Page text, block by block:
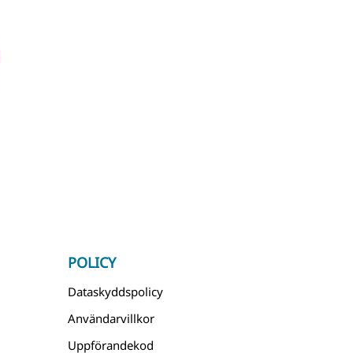
POLICY
Dataskyddspolicy
Användarvillkor
Uppförandekod